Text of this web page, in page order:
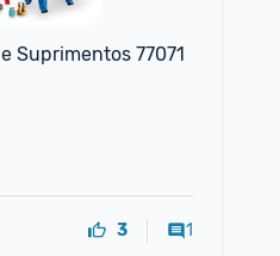
Suprimentos 77071
3 1